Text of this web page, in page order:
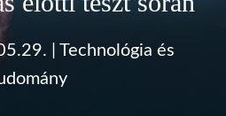
Technológia és